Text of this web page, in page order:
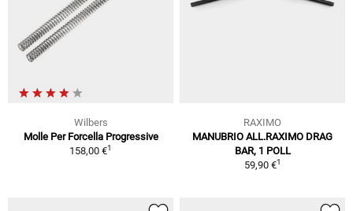
Wilbers
Molle Per Forcella Progressive
158,00 €1
RAXIMO
MANUBRIO ALL.RAXIMO DRAG
BAR, 1 POLL
59,90 €1